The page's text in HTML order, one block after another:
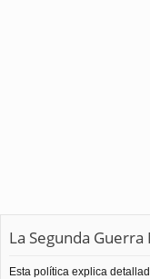
La Segunda
Esta política explica